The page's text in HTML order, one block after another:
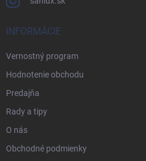
INFORMÁCIE
Vernostný program
Hodnotenie obchodu
Predajňa
Rady a tipy
O nás
Obchodné podmienky